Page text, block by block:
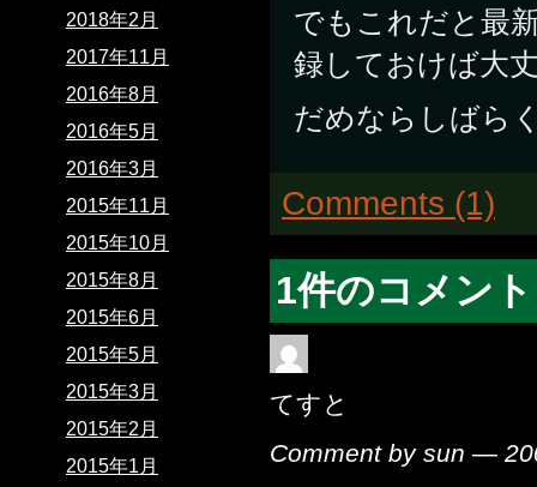
でもこれだと最
録しておけば大
だめならしばら
Comments (1)
1件のコメン
てすと
Comment by sun —
2018年2月
2017年11月
2016年8月
2016年5月
2016年3月
2015年11月
2015年10月
2015年8月
2015年6月
2015年5月
2015年3月
2015年2月
2015年1月